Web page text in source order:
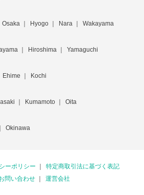
Osaka Hyogo Nara Wakayama
Hiroshima Yamaguchi
Ehime Kochi
Kumamoto Oita
Okinawa
ーポリシー
特定商取引法に基づく表記
問い合わせ
運営会社